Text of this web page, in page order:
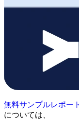
無料サンプルレポー
については、